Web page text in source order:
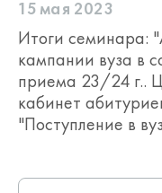
15 мая 2023
Итоги семинара:
кампании вуза в
приема 23/24 г..
кабинет
"Поступление в